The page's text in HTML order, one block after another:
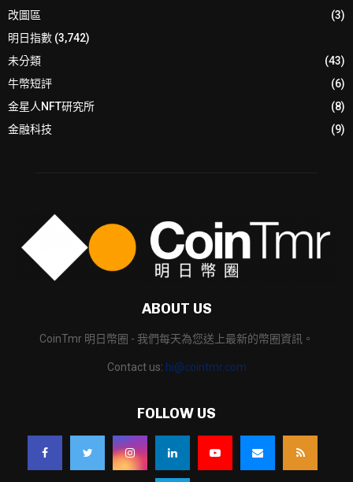
改圖區
(3)
明日指數 (3,742)
未分類
(43)
牛幣短評
(6)
金星人NFT研究所
(8)
金融科技
(9)
ABOUT US
CoinTmr 明日幣圈 - 我們每天為您送上最新的幣圈資訊。
Contact us: hi@cointmr.com
FOLLOW US